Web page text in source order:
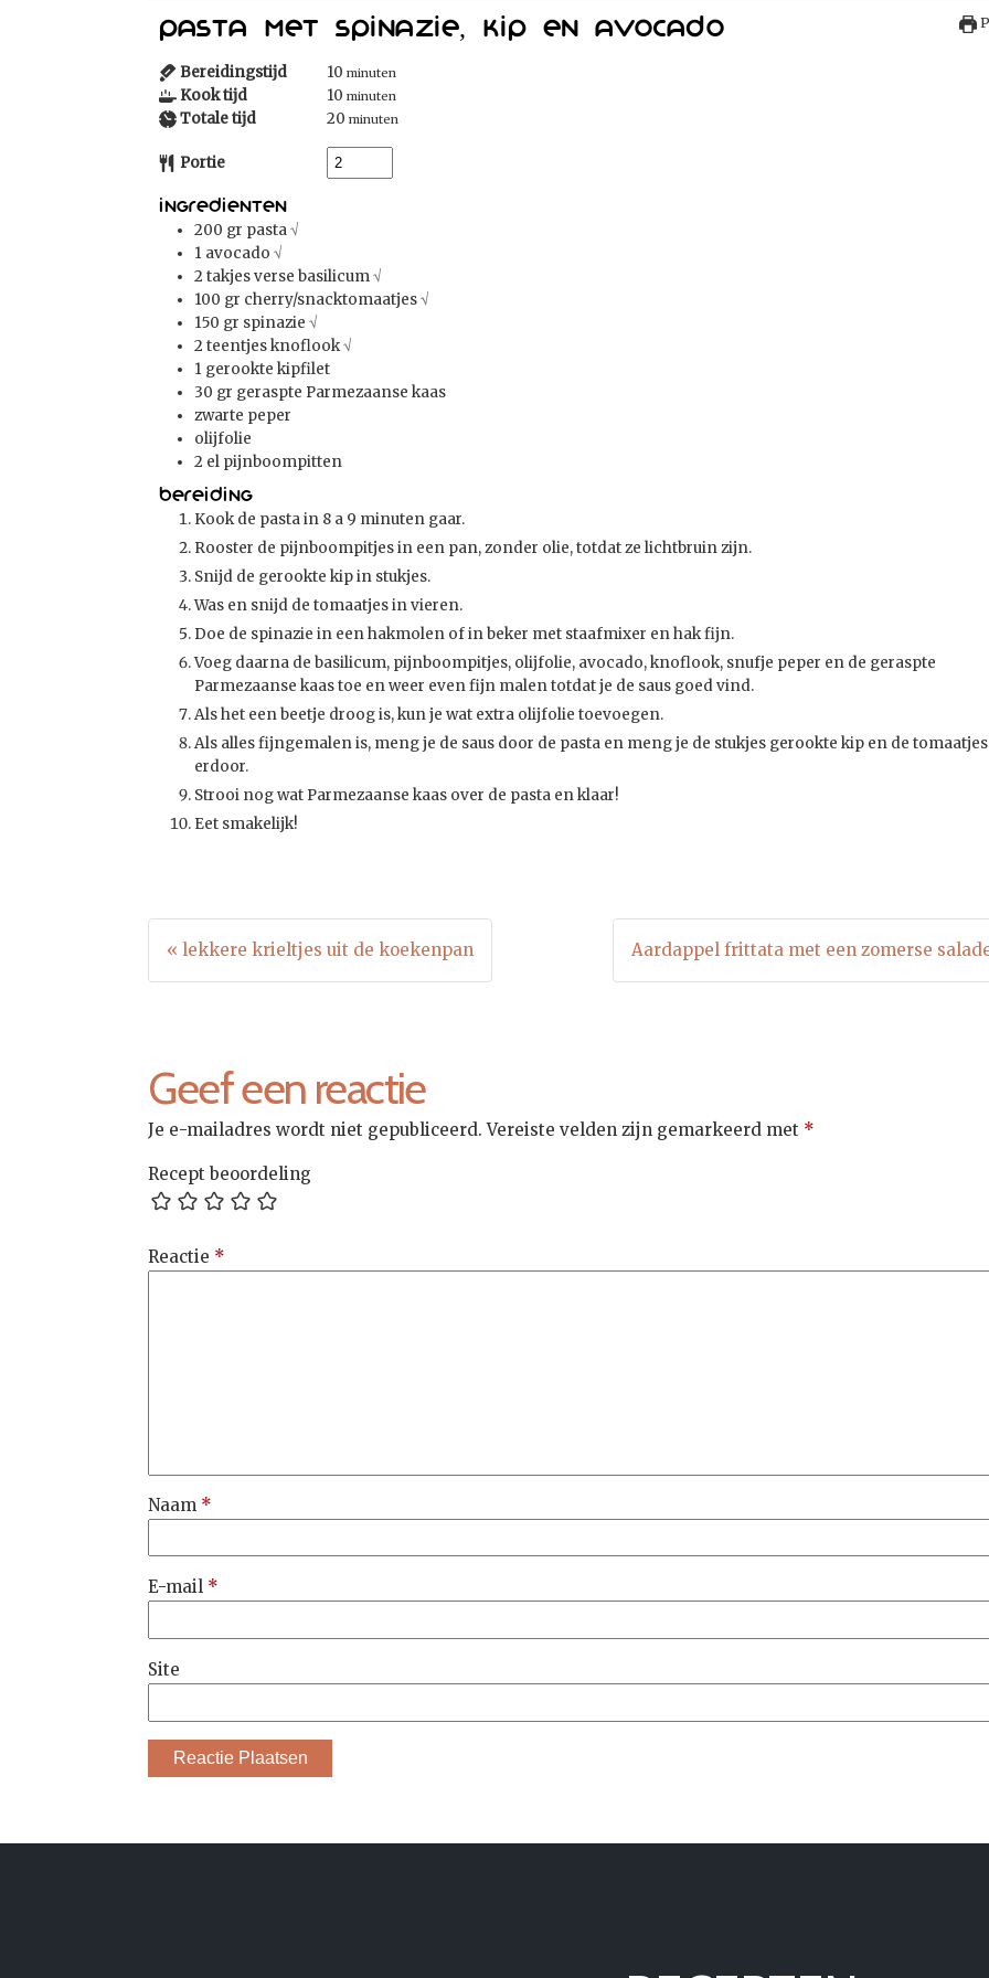
Pasta met spinazie, kip en avocado
Bereidingstijd 10 minuten
Kook tijd 10 minuten
Totale tijd 20 minuten
Portie
Ingredienten
200 gr pasta √
1 avocado √
2 takjes verse basilicum √
100 gr cherry/snacktomaatjes √
150 gr spinazie √
2 teentjes knoflook√
1 gerookte kipfilet
30 gr geraspte Parmezaanse kaas
zwarte peper
olijfolie
2 el pijnboompitten
Bereiding
Kook de pasta in 8 a 9 minuten gaar.
Rooster de pijnboompitjes in een pan, zonder olie, totdat ze lichtbruin zijn.
Snijd de gerookte kip in stukjes.
Was en snijd de tomaatjes in vieren.
Doe de spinazie in een hakmolen of in beker met staafmixer en hak fijn.
Voeg daarna de basilicum, pijnboompitjes, olijfolie, avocado, knoflook, snufje peper en de geraspte
Parmezaanse kaas toe en weer even fijn malen totdat je de saus goed vind.
Als het een beetje droog is, kun je wat extra olijfolie toevoegen.
Als alles fijngemalen is, meng je de saus door de pasta en meng je de stukjes gerookte kip en de tomaatjes
erdoor.
Strooi nog wat Parmezaanse kaas over de pasta en klaar!
Eet smakelijk!
Bericht
« lekkere krieltjes uit de koekenpan Aardappel frittata met een zomerse
Geef een reactie
Je e-mailadres wordt niet gepubliceerd. Vereiste velden zijn gemarkeerd met *
Recept beoordeling
Reactie *
Naam *
E-mail *
Site